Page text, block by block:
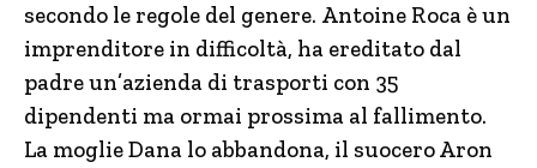
secondo le regole del genere. Antoine Roca è un
imprenditore in difficoltà, ha ereditato dal
padre un’azienda di trasporti con 35
dipendenti ma ormai prossima al fallimento.
La moglie Dana lo abbandona, il suocero Aron